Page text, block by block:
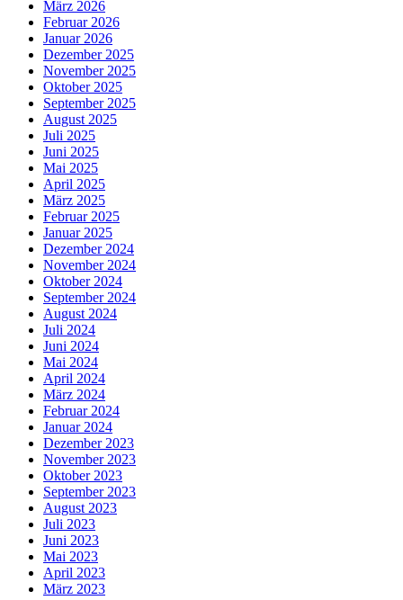
März 2026
Februar 2026
Januar 2026
Dezember 2025
November 2025
Oktober 2025
September 2025
August 2025
Juli 2025
Juni 2025
Mai 2025
April 2025
März 2025
Februar 2025
Januar 2025
Dezember 2024
November 2024
Oktober 2024
September 2024
August 2024
Juli 2024
Juni 2024
Mai 2024
April 2024
März 2024
Februar 2024
Januar 2024
Dezember 2023
November 2023
Oktober 2023
September 2023
August 2023
Juli 2023
Juni 2023
Mai 2023
April 2023
März 2023